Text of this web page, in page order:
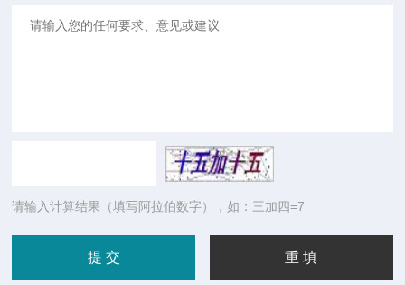
请输入计算结果（填写阿拉伯数字），如：三加四=7